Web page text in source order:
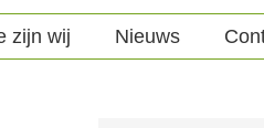
zijn wij Nieuws